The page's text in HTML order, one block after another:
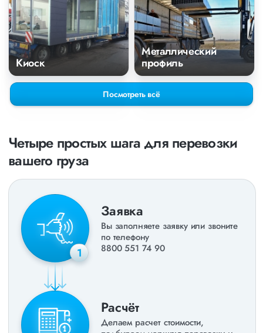
Киоск
Металлический
профиль
Посмотреть всё
Четыре простых шага для перевозки
вашего груза
1
Заявка
Вы заполняете заявку или звоните
по телефону
8800 551 74 90
Расчёт
Делаем расчет стоимости,